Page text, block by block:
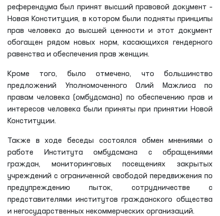
референдума был принят высший правовой документ –
Новая Конституция, в котором были подняты принципы
прав человека до высшей ценности и этот документ
обогащен рядом новых норм, касающихся гендерного
равенства и обеспечения прав женщин.
Кроме того, было отмечено, что большинство
предложений Уполномоченного Олий Мажлиса по
правам человека (омбудсмана) по обеспечению прав и
интересов человека были приняты при принятии Новой
Конституции.
Также в ходе беседы состоялся обмен мнениями о
работе Института омбудсмана с обращениями
граждан, мониторинговых посещениях закрытых
учреждений с ограниченной свободой передвижения по
предупреждению пыток, сотрудничестве с
представителями институтов гражданского общества
и негосударственных некоммерческих организаций.